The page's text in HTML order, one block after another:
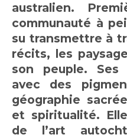
australien.
communauté à
su transmettre à
récits, les
son peuple. Ses
avec des
géographie
et spiritualité.
de l’art